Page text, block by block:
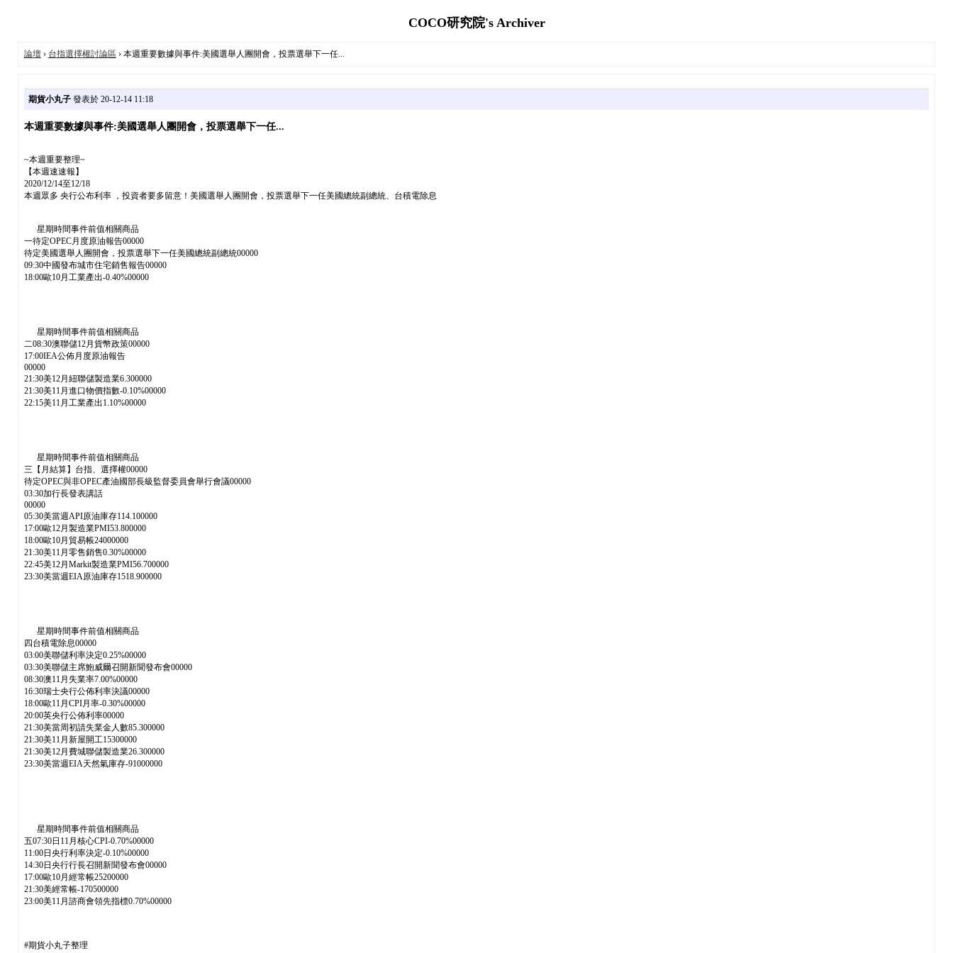
COCO研究院's Archiver
論壇› 台指選擇權討論區 › 本週重要數據與事件:美國選舉人團開會，投票選舉下一任...
期貨小丸子發表於 20-12-14 11:18
本週重要數據與事件:美國選舉人團開會，投票選舉下一任...
~本週重要整理~
【本週速速報】
2020/12/14至12/18
本週眾多 央行公布利率 ，投資者要多留意！美國選舉人團開會，投票選舉下一任美國總統副總統、台積電除息
星期時間事件前值相關商品
一待定OPEC月度原油報告00000
待定美國選舉人團開會，投票選舉下一任美國總統副總統00000
09:30中國發布城市住宅銷售報告00000
18:00歐10月工業產出-0.40%00000
星期時間事件前值相關商品
二08:30澳聯儲12月貨幣政策00000
17:00IEA公佈月度原油報告
00000
21:30美12月紐聯儲製造業6.300000
21:30美11月進口物價指數-0.10%00000
22:15美11月工業產出1.10%00000
星期時間事件前值相關商品
三【月結算】台指、選擇權00000
待定OPEC與非OPEC產油國部長級監督委員會舉行會議00000
03:30加行長發表講話
00000
05:30美當週API原油庫存114.100000
17:00歐12月製造業PMI53.800000
18:00歐10月貿易帳24000000
21:30美11月零售銷售0.30%00000
22:45美12月Markit製造業PMI56.700000
23:30美當週EIA原油庫存1518.900000
星期時間事件前值相關商品
四台積電除息00000
03:00美聯儲利率決定0.25%00000
03:30美聯儲主席鮑威爾召開新聞發布會00000
08:30澳11月失業率7.00%00000
16:30瑞士央行公佈利率決議00000
18:00歐11月CPI月率-0.30%00000
20:00英央行公佈利率00000
21:30美當周初請失業金人數85.300000
21:30美11月新屋開工15300000
21:30美12月費城聯儲製造業26.300000
23:30美當週EIA天然氣庫存-91000000
星期時間事件前值相關商品
五07:30日11月核心CPI-0.70%00000
11:00日央行利率決定-0.10%00000
14:30日央行行長召開新聞發布會00000
17:00歐10月經常帳25200000
21:30美經常帳-170500000
23:00美11月諮商會領先指標0.70%00000
#期貨小丸子整理